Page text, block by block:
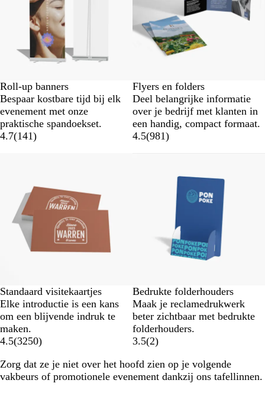
Roll-up banners
Bespaar kostbare tijd bij elk
evenement met onze
praktische spandoekset.
4.7(141)
Flyers en folders
Deel belangrijke informatie
over je bedrijf met klanten in
een handig, compact formaat.
4.5(981)
Standaard visitekaartjes
Elke introductie is een kans
om een blijvende indruk te
maken.
4.5(3250)
Bedrukte folderhouders
Maak je reclamedrukwerk
beter zichtbaar met bedrukte
folderhouders.
3.5(2)
Zorg dat ze je niet over het hoofd zien op je volgende
vakbeurs of promotionele evenement dankzij ons tafellinnen.